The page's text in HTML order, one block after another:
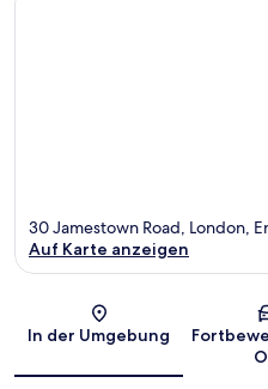
30 Jamestown Road, London,
Auf Karte anzeigen
In der Umgebung